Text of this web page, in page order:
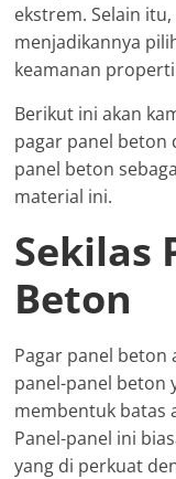
ekstrem. Selain
menjadikannya
keamanan
Berikut ini akan
pagar panel beton
panel beton
material ini.
Sekilas
Beton
Pagar panel beton
panel-panel beton
membentuk batas
Panel-panel ini
yang di perkuat